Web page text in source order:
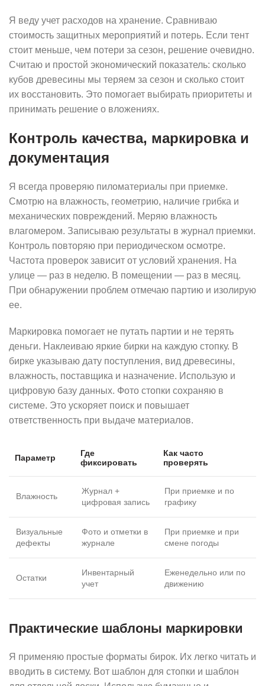
Я веду учет расходов на хранение. Сравниваю
стоимость защитных мероприятий и потерь. Если тент
стоит меньше, чем потери за сезон, решение очевидно.
Считаю и простой экономический показатель: сколько
кубов древесины мы теряем за сезон и сколько стоит
их восстановить. Это помогает выбирать приоритеты и
принимать решение о вложениях.
Контроль качества, маркировка и
документация
Я всегда проверяю пиломатериалы при приемке.
Смотрю на влажность, геометрию, наличие грибка и
механических повреждений. Меряю влажность
влагомером. Записываю результаты в журнал приемки.
Контроль повторяю при периодическом осмотре.
Частота проверок зависит от условий хранения. На
улице — раз в неделю. В помещении — раз в месяц.
При обнаружении проблем отмечаю партию и изолирую
ее.
Маркировка помогает не путать партии и не терять
деньги. Наклеиваю яркие бирки на каждую стопку. В
бирке указываю дату поступления, вид древесины,
влажность, поставщика и назначение. Использую и
цифровую базу данных. Фото стопки сохраняю в
системе. Это ускоряет поиск и повышает
ответственность при выдаче материалов.
Параметр
Где
фиксировать
Как часто
проверять
Влажность
Журнал +
цифровая запись
При приемке и по
графику
Визуальные
дефекты
Фото и отметки в
журнале
При приемке и при
смене погоды
Остатки
Инвентарный
учет
Еженедельно или по
движению
Практические шаблоны маркировки
Я применяю простые форматы бирок. Их легко читать и
вводить в систему. Вот шаблон для стопки и шаблон